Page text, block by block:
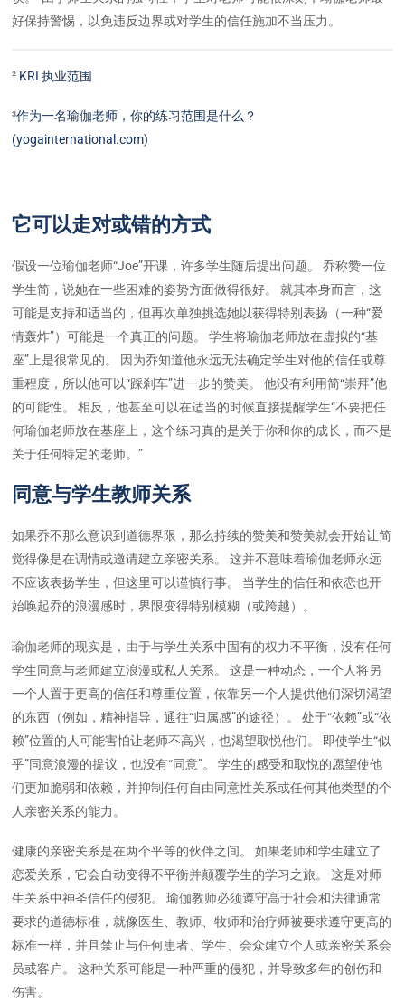
好保持警惕，以免违反边界或对学生的信任施加不当压力。
² KRI 执业范围
³作为一名瑜伽老师，你的练习范围是什么？
(yogainternational.com)
它可以走对或错的方式
假设一位瑜伽老师“Joe”开课，许多学生随后提出问题。 乔称赞一位
学生简，说她在一些困难的姿势方面做得很好。 就其本身而言，这
可能是支持和适当的，但再次单独挑选她以获得特别表扬（一种“爱
情轰炸”）可能是一个真正的问题。 学生将瑜伽老师放在虚拟的“基
座”上是很常见的。 因为乔知道他永远无法确定学生对他的信任或尊
重程度，所以他可以“踩刹车”进一步的赞美。 他没有利用简“崇拜”他
的可能性。 相反，他甚至可以在适当的时候直接提醒学生“不要把任
何瑜伽老师放在基座上，这个练习真的是关于你和你的成长，而不是
关于任何特定的老师。”
同意与学生教师关系
如果乔不那么意识到道德界限，那么持续的赞美和赞美就会开始让简
觉得像是在调情或邀请建立亲密关系。 这并不意味着瑜伽老师永远
不应该表扬学生，但这里可以谨慎行事。 当学生的信任和依恋也开
始唤起乔的浪漫感时，界限变得特别模糊（或跨越）。
瑜伽老师的现实是，由于与学生关系中固有的权力不平衡，没有任何
学生同意与老师建立浪漫或私人关系。 这是一种动态，一个人将另
一个人置于更高的信任和尊重位置，依靠另一个人提供他们深切渴望
的东西（例如，精神指导，通往“归属感”的途径）。 处于“依赖”或“依
赖”位置的人可能害怕让老师不高兴，也渴望取悦他们。 即使学生“似
乎”同意浪漫的提议，也没有“同意”。 学生的感受和取悦的愿望使他
们更加脆弱和依赖，并抑制任何自由同意性关系或任何其他类型的个
人亲密关系的能力。
健康的亲密关系是在两个平等的伙伴之间。 如果老师和学生建立了
恋爱关系，它会自动变得不平衡并颠覆学生的学习之旅。 这是对师
生关系中神圣信任的侵犯。 瑜伽教师必须遵守高于社会和法律通常
要求的道德标准，就像医生、教师、牧师和治疗师被要求遵守更高的
标准一样，并且禁止与任何患者、学生、会众建立个人或亲密关系会
员或客户。 这种关系可能是一种严重的侵犯，并导致多年的创伤和
伤害。